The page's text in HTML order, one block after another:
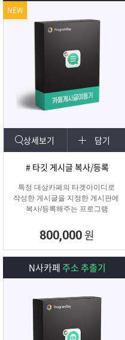
상세보기 담기
# 타깃 게시글 복사/등록
특정 대상카페의 타겟아이디로
작성한 게시글을 지정한 게시판에
복사/등록해주는 프로그램
800,000 원
NEW
N사카페주소 추출기